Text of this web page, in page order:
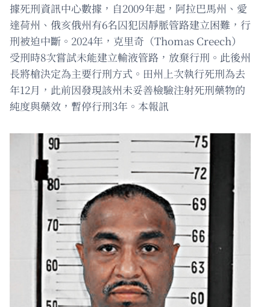
據死刑資訊中心數據，自2009年起，阿拉巴馬州、愛
達荷州、俄亥俄州有6名囚犯因靜脈管路建立困難，行
刑被迫中斷。2024年，克里奇（Thomas Creech）
受刑時8次嘗試未能建立輸液管路，放棄行刑。此後州
長將槍決定為主要行刑方式。田州上次執行死刑為去
年12月，此前因發現該州未妥善檢驗注射死刑藥物的
純度與藥效，暫停行刑3年。本報訊